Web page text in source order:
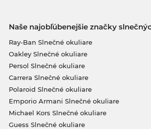
Naše najobľúbenejšie značky
Ray-Ban Slnečné okuliare
Oakley Slnečné okuliare
Persol Slnečné okuliare
Carrera Slnečné okuliare
Polaroid Slnečné okuliare
Emporio Armani Slnečné okuliare
Michael Kors Slnečné okuliare
Guess Slnečné okuliare